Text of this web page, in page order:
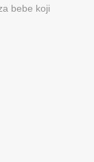
bebe koji